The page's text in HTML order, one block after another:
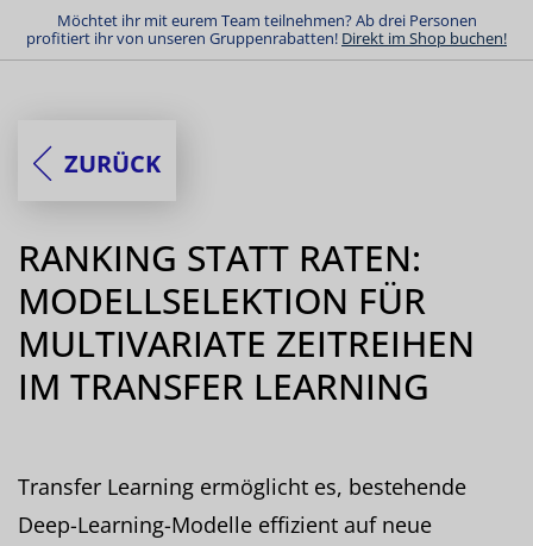
Möchtet ihr mit eurem Team teilnehmen? Ab drei Personen
profitiert ihr von unseren Gruppenrabatten! Direkt im Shop buchen!
ZURÜCK
RANKING STATT RATEN:
MODELLSELEKTION FÜR
MULTIVARIATE ZEITREIHEN
IM TRANSFER LEARNING
Transfer Learning ermöglicht es, bestehende
Deep-Learning-Modelle effizient auf neue